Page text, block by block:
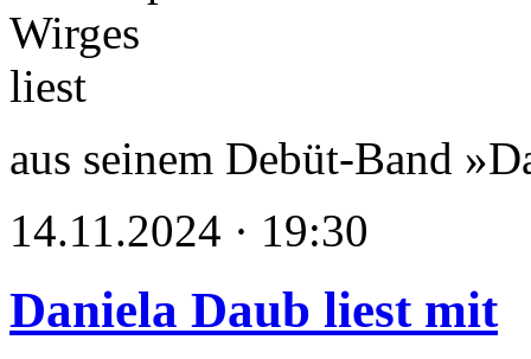
aus seinem Debüt-Band
14.11.2024 · 19:30
Daniela Daub liest mit